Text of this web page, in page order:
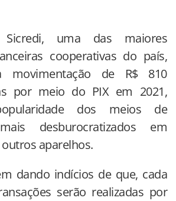
uma das maiores
cooperativas do país,
movimentação de R$ 810
por meio do PIX em 2021,
dos meios de
desburocratizados em
aparelhos.
dando indícios de que, cada
serão realizadas por